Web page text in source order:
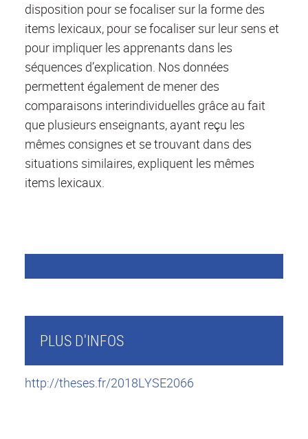
disposition pour se focaliser sur la forme des
items lexicaux, pour se focaliser sur leur sens et
pour impliquer les apprenants dans les
séquences d’explication. Nos données
permettent également de mener des
comparaisons interindividuelles grâce au fait
que plusieurs enseignants, ayant reçu les
mêmes consignes et se trouvant dans des
situations similaires, expliquent les mêmes
items lexicaux.
PLUS D'INFOS
http://theses.fr/2018LYSE2066